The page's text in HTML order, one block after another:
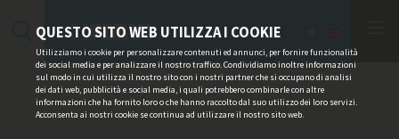
QUESTO SITO WEB UTILIZZA I COOKIE
Utilizziamo i cookie per personalizzare contenuti ed annunci, per fornire funzionalità
dei social media e per analizzare il nostro traffico. Condividiamo inoltre informazioni
sul modo in cui utilizza il nostro sito con i nostri partner che si occupano di analisi
dei dati web, pubblicità e social media, i quali potrebbero combinarle con altre
informazioni che ha fornito loro o che hanno raccolto dal suo utilizzo dei loro servizi.
Acconsenta ai nostri cookie se continua ad utilizzare il nostro sito web.